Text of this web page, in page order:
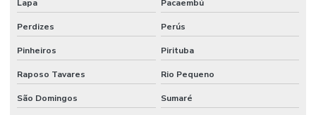
Tecido flocado de nylon
Tecido floco de algodão
Tecido inflável de pvc
Tecido de pvc inflável
Tecido tule flocado
Lapa Pacaembú
Perdizes Perús
Pinheiros Pirituba
Raposo Tavares Rio Pequeno
São Domingos Sumaré